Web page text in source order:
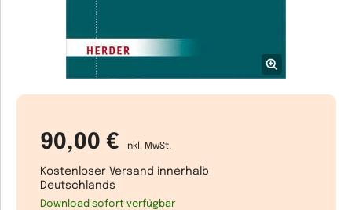
90,00 € inkl. MwSt.
Kostenloser Versand innerhalb
Deutschlands
Download sofort verfügbar